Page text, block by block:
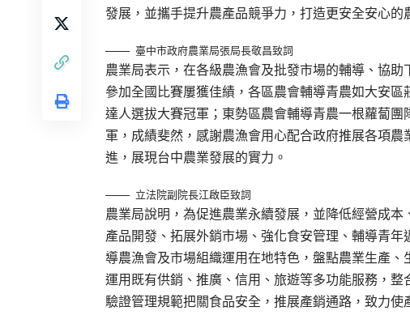
發展，並攜手提升農產品競爭力，打造更安全安心的
臺中市政府農業局張局長敬昌致詞
農業局表示，在各級農漁會及批發市場的輔導、協
參加全國比賽屢獲佳績，各區農會輔導青農如大安區
達人選拔大賽冠軍；東勢區農會輔導青農一根蘿蔔團
軍，成績斐然，感謝農漁會用心配合政府推展各項
進，展現台中農業發展的實力。
立法院副院長江啟臣致詞
農業局說明，為促進農業永續發展，並降低經營成
產品開發、拓展外銷市場、強化食安管理、輔導青
導農漁會及市場組織運用在地特色，盤點農業生產
運用既有供銷、推廣、信用、旅遊等多功能服務，
驗證管理規範把關食品安全，推展產銷通路，致力使